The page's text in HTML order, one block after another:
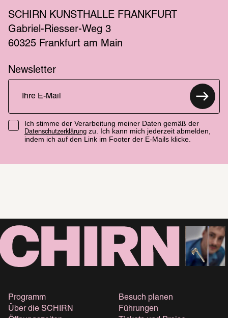
SCHIRN KUNSTHALLE FRANKFURT
Gabriel-Riesser-Weg 3
60325 Frankfurt am Main
Newsletter
Ich stimme der Verarbeitung meiner Daten gemäß der
Datenschutzerklärung zu. Ich kann mich jederzeit abmelden,
indem ich auf den Link im Footer der E-Mails klicke.
Programm
Über die SCHIRN
Besuch planen
Führungen